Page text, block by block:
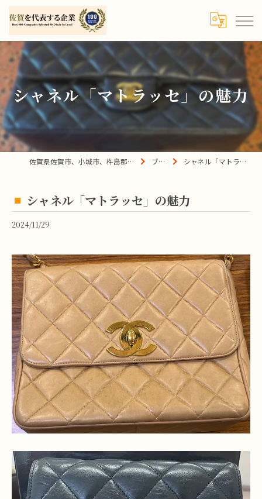
シャネル「マトラッセ」の魅力
佐賀県佐賀市、小城市、杵島郡の買取は宝の蔵へ ブログ シャネル「マトラッセ」の魅力
シャネル「マトラッセ」の魅力
2024/11/29